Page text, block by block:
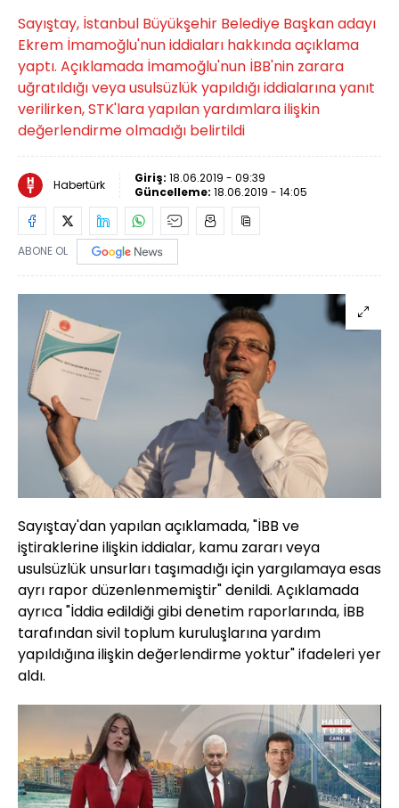
Sayıştay, İstanbul Büyükşehir Belediye Başkan adayı
Ekrem İmamoğlu'nun iddiaları hakkında açıklama
yaptı. Açıklamada İmamoğlu'nun İBB'nin zarara
uğratıldığı veya usulsüzlük yapıldığı iddialarına yanıt
verilirken, STK'lara yapılan yardımlara ilişkin
değerlendirme olmadığı belirtildi
Habertürk Giriş: 18.06.2019 - 09:39
Güncelleme: 18.06.2019 - 14:05
ABONE OL
Sayıştay'dan yapılan açıklamada, "İBB ve
iştiraklerine ilişkin iddialar, kamu zararı veya
usulsüzlük unsurları taşımadığı için yargılamaya esas
ayrı rapor düzenlenmemiştir" denildi. Açıklamada
ayrıca "İddia edildiği gibi denetim raporlarında, İBB
tarafından sivil toplum kuruluşlarına yardım
yapıldığına ilişkin değerlendirme yoktur" ifadeleri yer
aldı.